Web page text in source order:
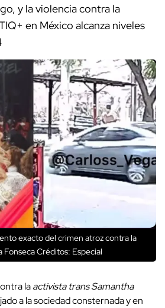
y la violencia contra la
en México alcanza niveles
exacto del crimen atroz contra la
FonsecaCréditos: Especial
laactivista trans Samantha
a la sociedad consternada y en